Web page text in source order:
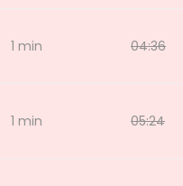
1 min 04:36
1 min 05:24